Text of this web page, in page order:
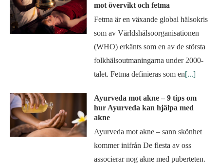
mot övervikt och fetma
Fetma är en växande global hälsokris
som av Världshälsoorganisationen
(WHO) erkänts som en av de största
folkhälsoutmaningarna under 2000-
talet. Fetma definieras som en[...]
Ayurveda mot akne – 9 tips om
hur Ayurveda kan hjälpa med
akne
Ayurveda mot akne – sann skönhet
kommer inifrån De flesta av oss
associerar nog akne med puberteten.